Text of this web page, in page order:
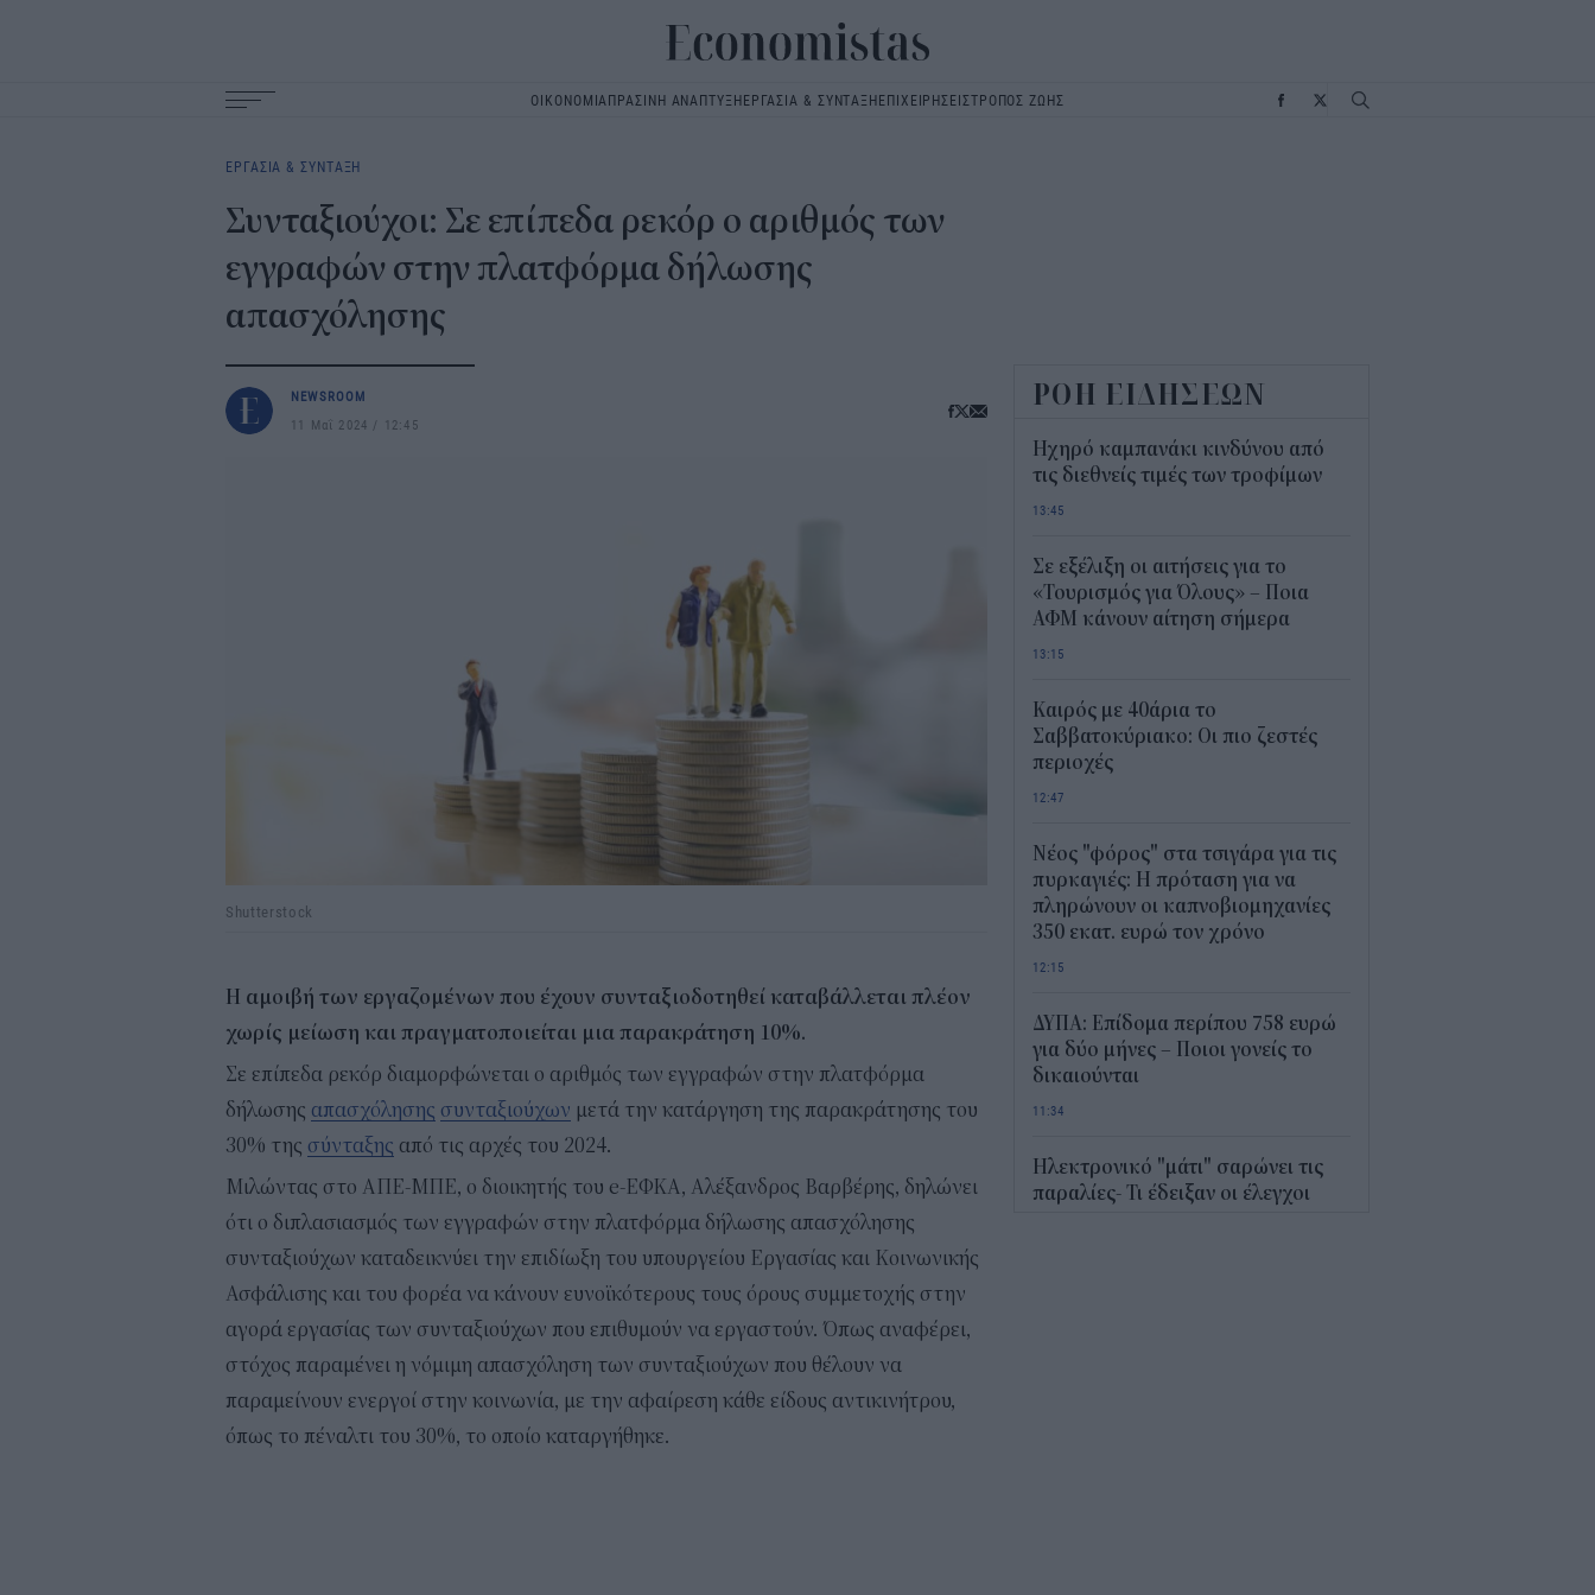
ΟΙΚΟΝΟΜΙΑΠΡΑΣΙΝΗ ΑΝΑΠΤΥΞΗΕΡΓΑΣΙΑ & ΣΥΝΤΑΞΗΕΠΙΧΕΙΡΗΣΕΙΣΤΡΟΠΟΣ ΖΩΗΣ
navigation
ΕΡΓΑΣΙΑ & ΣΥΝΤΑΞΗ
Συνταξιούχοι: Σε επίπεδα ρεκόρ ο αριθμός των
εγγραφών στην πλατφόρμα δήλωσης
απασχόλησης
NEWSROOM
11 Μαΐ 2024
12:45
Shutterstock
Η αμοιβή των εργαζομένων που έχουν συνταξιοδοτηθεί καταβάλλεται πλέον
χωρίς μείωση και πραγματοποιείται μια παρακράτηση 10%.
Σε επίπεδα ρεκόρ διαμορφώνεται ο αριθμός των εγγραφών στην πλατφόρμα
δήλωσης απασχόλησης συνταξιούχων μετά την κατάργηση της παρακράτησης του
30% της σύνταξης από τις αρχές του 2024.
Μιλώντας στο ΑΠΕ-ΜΠΕ, ο διοικητής του e-ΕΦΚΑ, Αλέξανδρος Βαρβέρης, δηλώνει
ότι ο διπλασιασμός των εγγραφών στην πλατφόρμα δήλωσης απασχόλησης
συνταξιούχων καταδεικνύει την επιδίωξη του υπουργείου Εργασίας και Κοινωνικής
Ασφάλισης και του φορέα να κάνουν ευνοϊκότερους τους όρους συμμετοχής στην
αγορά εργασίας των συνταξιούχων που επιθυμούν να εργαστούν. Όπως αναφέρει,
στόχος παραμένει η νόμιμη απασχόληση των συνταξιούχων που θέλουν να
παραμείνουν ενεργοί στην κοινωνία, με την αφαίρεση κάθε είδους αντικινήτρου,
όπως το πέναλτι του 30%, το οποίο καταργήθηκε.
ΡΟΗ ΕΙΔΗΣΕΩΝ
Ηχηρό καμπανάκι κινδύνου από
τις διεθνείς τιμές των τροφίμων
13:45
Σε εξέλιξη οι αιτήσεις για το
«Τουρισμός για Όλους» – Ποια
ΑΦΜ κάνουν αίτηση σήμερα
13:15
Καιρός με 40άρια το
Σαββατοκύριακο: Οι πιο ζεστές
περιοχές
12:47
Νέος "φόρος" στα τσιγάρα για τις
πυρκαγιές: Η πρόταση για να
πληρώνουν οι καπνοβιομηχανίες
350 εκατ. ευρώ τον χρόνο
12:15
ΔΥΠΑ: Επίδομα περίπου 758 ευρώ
για δύο μήνες – Ποιοι γονείς το
δικαιούνται
11:34
Ηλεκτρονικό "μάτι" σαρώνει τις
παραλίες- Τι έδειξαν οι έλεγχοι